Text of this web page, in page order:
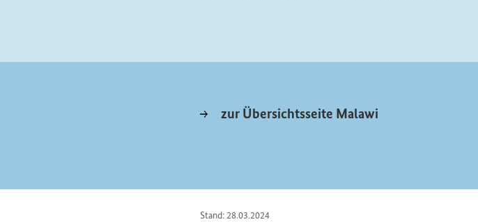
zur Übersichtsseite Malawi
Stand: 28.03.2024